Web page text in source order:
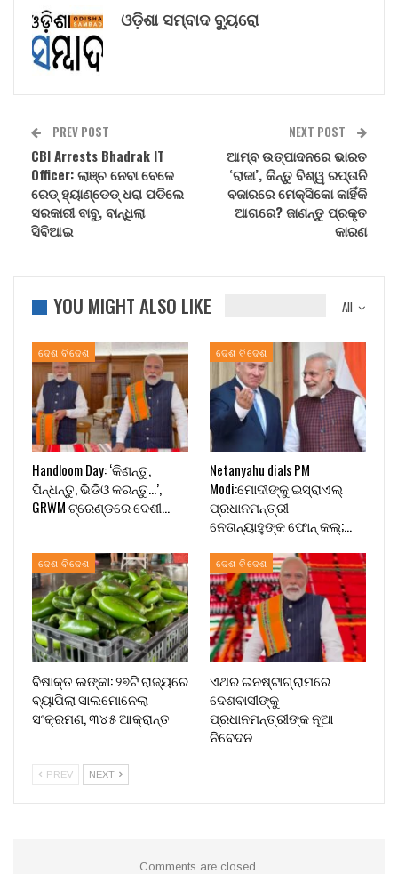
ଓଡ଼ିଶା ସମ୍ବାଦ ବ୍ୟୁରୋ
PREV POST
CBI Arrests Bhadrak IT
Officer: ଲାଞ୍ଚ ନେବା ବେଳେ
ରେଡ୍ ହ୍ୟାଣ୍ଡେଡ୍ ଧରା ପଡିଲେ
ସରକାରୀ ବାବୁ, ବାନ୍ଧିଲା
ସିବିଆଇ
NEXT POST
ଆମ୍ବ ଉତ୍ପାଦନରେ ଭାରତ
‘ରାଜା’, କିନ୍ତୁ ବିଶ୍ୱ ରପ୍ତାନି
ବଜାରରେ ମେକ୍ସିକୋ କାହିଁକି
ଆଗରେ? ଜାଣନ୍ତୁ ପ୍ରକୃତ
କାରଣ
All
YOU MIGHT ALSO LIKE
ଦେଶ ବିଦେଶ
Handloom Day: ‘କିଣନ୍ତୁ,
ପିନ୍ଧନ୍ତୁ, ଭିଡିଓ କରନ୍ତୁ…’,
GRWM ଟ୍ରେଣ୍ଡରେ ଦେଶୀ…
ଦେଶ ବିଦେଶ
Netanyahu dials PM
Modi:ମୋଦୀଙ୍କୁ ଇସ୍ରାଏଲ୍
ପ୍ରଧାନମନ୍ତ୍ରୀ
ନେତାନ୍ୟାହୁଙ୍କ ଫୋନ୍ କଲ୍;…
ଦେଶ ବିଦେଶ
ବିଷାକ୍ତ ଲଙ୍କା: ୨୭ଟି ରାଜ୍ୟରେ
ବ୍ୟାପିଲା ସାଲମୋନେଲା
ସଂକ୍ରମଣ, ୩୪୫ ଆକ୍ରାନ୍ତ
ଦେଶ ବିଦେଶ
ଏଥର ଇନଷ୍ଟାଗ୍ରାମରେ
ଦେଶବାସୀଙ୍କୁ
ପ୍ରଧାନମନ୍ତ୍ରୀଙ୍କ ନୂଆ
ନିବେଦନ
PREV NEXT
Comments are closed.